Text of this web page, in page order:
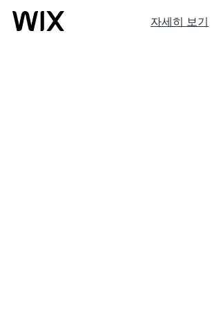
자세히 보기